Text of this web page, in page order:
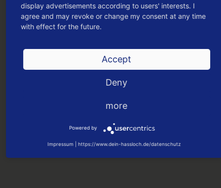
UTSCHEIN
EINLÖSEN
display advertisements according to users' interests. I
agree and may revoke or change my consent at any time
with effect for the future.
Accept
Deny
more
Powered by
Impressum https://www.dein-hassloch.de/datenschutz